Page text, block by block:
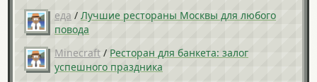
еда / Лучшие рестораны Москвы для любого
повода
Minecraft / Ресторан для банкета: залог
успешного праздника